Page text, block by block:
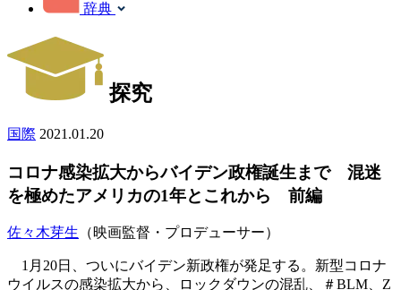
辞典
探究
国際 2021.01.20
コロナ感染拡大からバイデン政権誕生まで 混迷
を極めたアメリカの1年とこれから 前編
佐々木芽生 （映画監督・プロデューサー）
1月20日、ついにバイデン新政権が発足する。新型コロナ
ウイルスの感染拡大から、ロックダウンの混乱、＃BLM、Z